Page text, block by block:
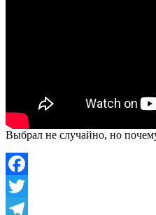
Выбрал не случайно, но
Facebook
Twitter